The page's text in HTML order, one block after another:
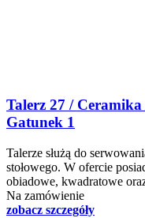
Talerz 27 /
Gatunek 1
Talerze służą do
stołowego. W ofercie
obiadowe, kwadratowe
Na zamówienie
zobacz szczegóły